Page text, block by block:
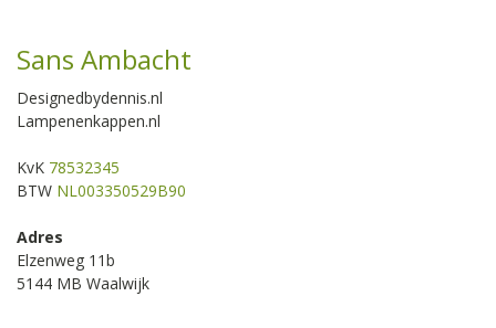
Sans Ambacht
Designedbydennis.nl
Lampenenkappen.nl
KvK 78532345
BTW NL003350529B90
Adres
Elzenweg 11b
5144 MB Waalwijk